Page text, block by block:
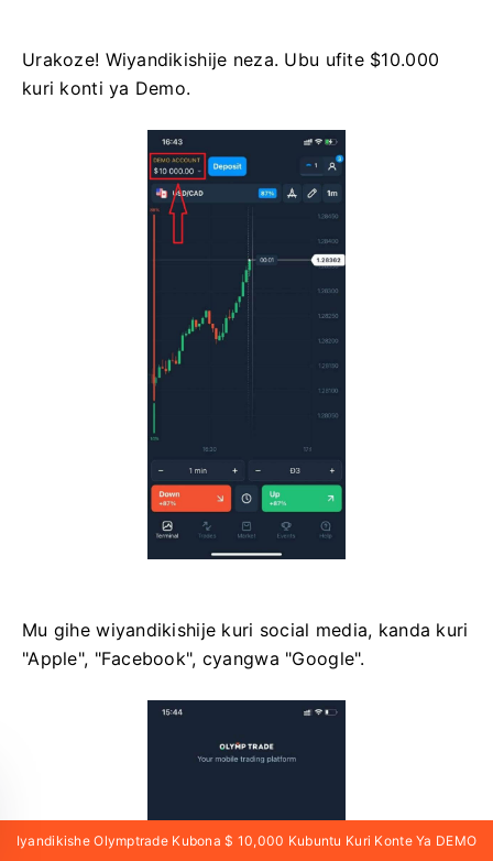
Urakoze! Wiyandikishije neza. Ubu ufite $10.000
kuri konti ya Demo.
Mu gihe wiyandikishije kuri social media, kanda kuri
"Apple", "Facebook", cyangwa "Google".
Iyandikishe Olymptrade Kubona $ 10,000 Kubuntu Kuri Konte Ya DEMO